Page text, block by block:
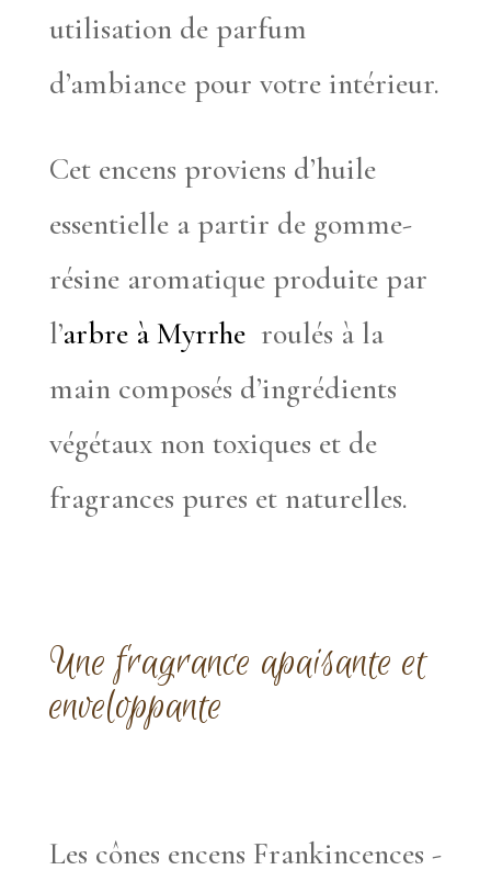
utilisation de parfum
d’ambiance pour votre intérieur.
Cet encens proviens d’huile
essentielle a partir de gomme-
résine aromatique produite par
l’arbre à Myrrheroulés à la
main composés d’ingrédients
végétaux non toxiques et de
fragrances pures et naturelles.
Une fragrance apaisante et
enveloppante
Les cônes encens Frankincences -